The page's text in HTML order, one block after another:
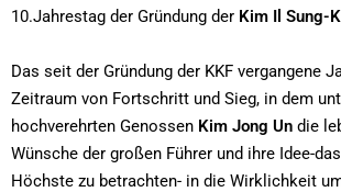
10.Jahrestag der Gründung der Kim Il Sung-
Das seit der Gründung der KKF vergangene
Zeitraum von Fortschritt und Sieg, in dem
hochverehrten Genossen Kim Jong Un die
Wünsche der großen Führer und ihre Idee-
Höchste zu betrachten- in die Wirklichkeit